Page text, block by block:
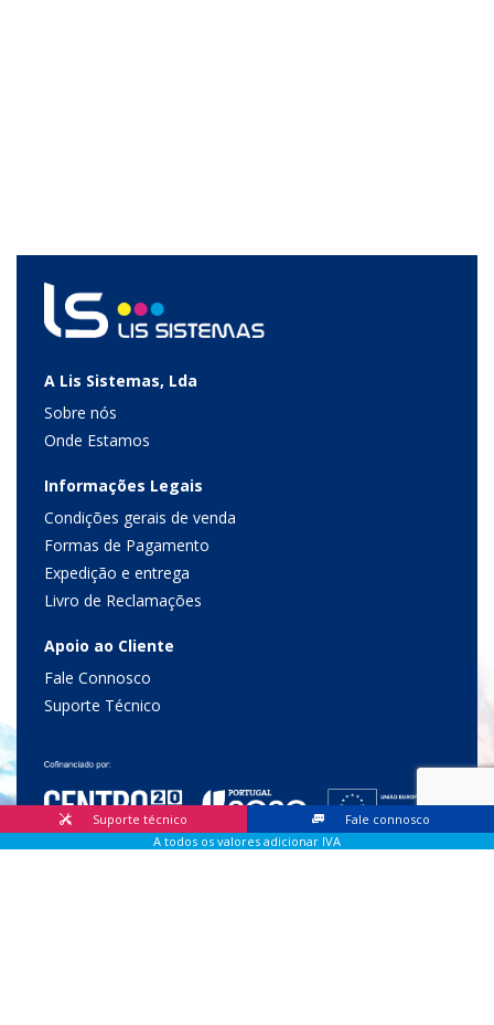
A Lis Sistemas, Lda
Sobre nós
Onde Estamos
Informações Legais
Condições gerais de venda
Formas de Pagamento
Expedição e entrega
Livro de Reclamações
Apoio ao Cliente
Fale Connosco
Suporte Técnico
Suporte técnico
Fale connosco
A todos os valores adicionar IVA